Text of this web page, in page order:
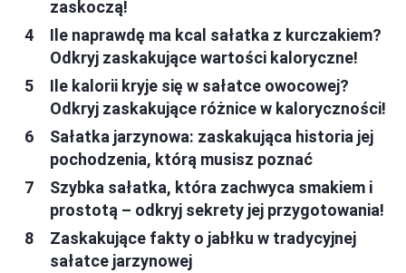
zaskoczą!
Ile naprawdę ma kcal sałatka z kurczakiem?
Odkryj zaskakujące wartości kaloryczne!
Ile kalorii kryje się w sałatce owocowej?
Odkryj zaskakujące różnice w kaloryczności!
Sałatka jarzynowa: zaskakująca historia jej
pochodzenia, którą musisz poznać
Szybka sałatka, która zachwyca smakiem i
prostotą – odkryj sekrety jej przygotowania!
Zaskakujące fakty o jabłku w tradycyjnej
sałatce jarzynowej